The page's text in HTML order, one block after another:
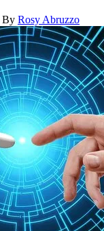
By Rosy Abruzzo